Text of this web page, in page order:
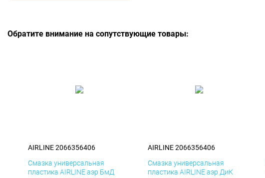
Обратите внимание на сопутствующие товары:
AIRLINE 2066356406
Смазка универсальная
пластика AIRLINE аэр БмД
AIRLINE 2066356406
Смазка универсальная
пластика AIRLINE аэр ДиК